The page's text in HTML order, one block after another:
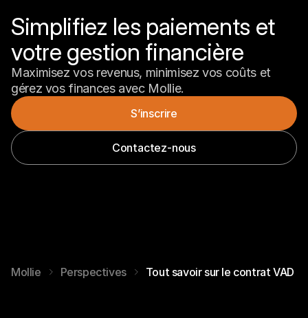
Simplifiez les paiements et
votre gestion financière
Maximisez vos revenus, minimisez vos coûts et
gérez vos finances avec Mollie.
S’inscrire
Contactez-nous
Mollie Perspectives Tout savoir sur le contrat VAD